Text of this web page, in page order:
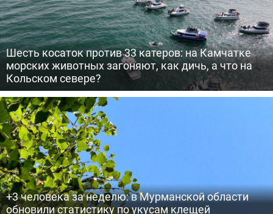
Шесть косаток против 33 катеров: на Камчатке
морских животных загоняют, как дичь, а что на
Кольском севере?
+3 человека за неделю: в Мурманской области
обновили статистику по укусам клещей